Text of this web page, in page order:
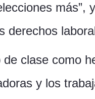
más”,
clase como
y los